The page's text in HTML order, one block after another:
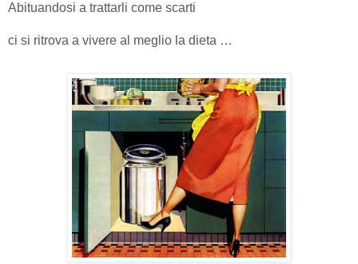
Abituandosi a trattarli come scarti
ci si ritrova a vivere al meglio la dieta …